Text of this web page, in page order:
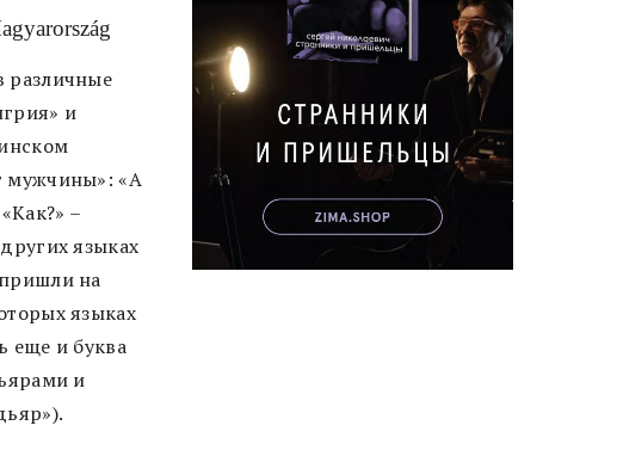
различные
и
мужчины»: «А
–
языках
на
языках
еще и буква
и